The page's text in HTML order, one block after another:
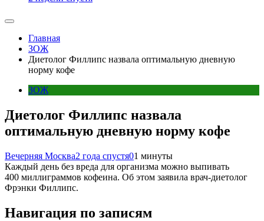
Главная
ЗОЖ
Диетолог Филлипс назвала оптимальную дневную
норму кофе
ЗОЖ
Диетолог Филлипс назвала
оптимальную дневную норму кофе
Вечерняя Москва2 года спустя01 минуты
Каждый день без вреда для организма можно выпивать
400 миллиграммов кофеина. Об этом заявила врач-диетолог
Фрэнки Филлипс.
Навигация по записям